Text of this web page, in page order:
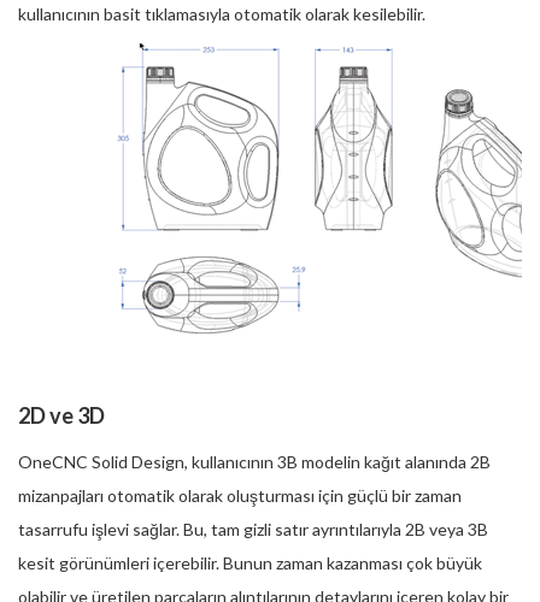
kullanıcının basit tıklamasıyla otomatik olarak kesilebilir.
2D ve 3D
OneCNC Solid Design, kullanıcının 3B modelin kağıt alanında 2B
mizanpajları otomatik olarak oluşturması için güçlü bir zaman
tasarrufu işlevi sağlar. Bu, tam gizli satır ayrıntılarıyla 2B veya 3B
kesit görünümleri içerebilir. Bunun zaman kazanması çok büyük
olabilir ve üretilen parçaların alıntılarının detaylarını içeren kolay bir